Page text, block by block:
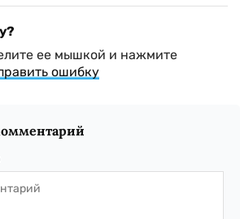
ее мышкой и нажмите
ошибку